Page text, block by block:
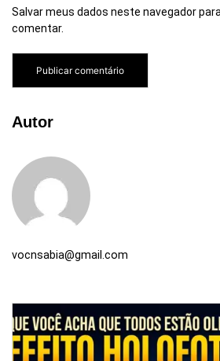
Salvar meus dados neste navegador
comentar.
Autor
vocnsabia@gmail.com